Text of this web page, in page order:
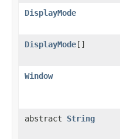
DisplayMode
DisplayMode[]
Window
abstract String